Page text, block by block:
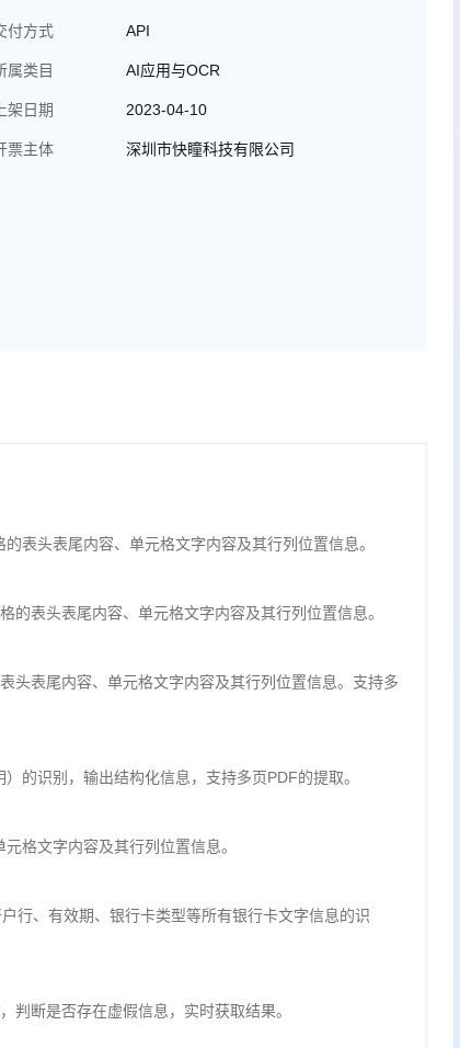
付方式 API
属类目 AI应用与OCR
上架日期 2023-04-10
票主体 深圳市快瞳科技有限公司
表头表尾内容、单元格文字内容及其行列位置信息。
的表头表尾内容、单元格文字内容及其行列位置信息。
头表尾内容、单元格文字内容及其行列位置信息。支持多
的识别，输出结构化信息，支持多页PDF的提取。
格文字内容及其行列位置信息。
行、有效期、银行卡类型等所有银行卡文字信息的识
判断是否存在虚假信息，实时获取结果。